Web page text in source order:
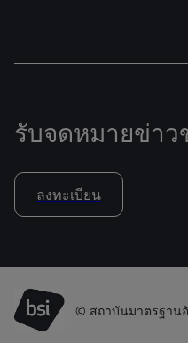
รับจดหมายข่าว
ลงทะเบียน
© สถาบันมาตรฐาน